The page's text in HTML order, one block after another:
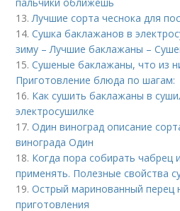
13. Лучшие сорта чеснока для
14.Сушка баклажанов в
зиму – Лучшие баклажаны –
15.Сушеные баклажаны, что из
Приготовление блюда по шагам:
16. Как сушить баклажаны в
электросушилке
17.Один виноград описание
винограда Один
18. Когда пора собирать чабрец
применять. Полезные свойства
19.Острый маринованный перец
приготовления